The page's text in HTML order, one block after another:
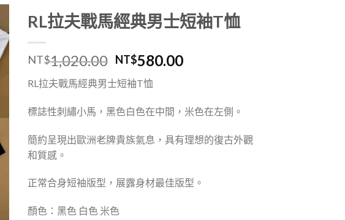
RL拉夫戰馬經典男士短袖T恤
NT$1,020.00 NT$580.00
RL拉夫戰馬經典男士短袖T恤
標誌性刺繡小馬，黑色白色在中間，米色在左側。
簡約呈現出歐洲老牌貴族氣息，具有理想的復古外觀
和質感。
正常合身短袖版型，展露身材最佳版型。
顏色：黑色 白色 米色